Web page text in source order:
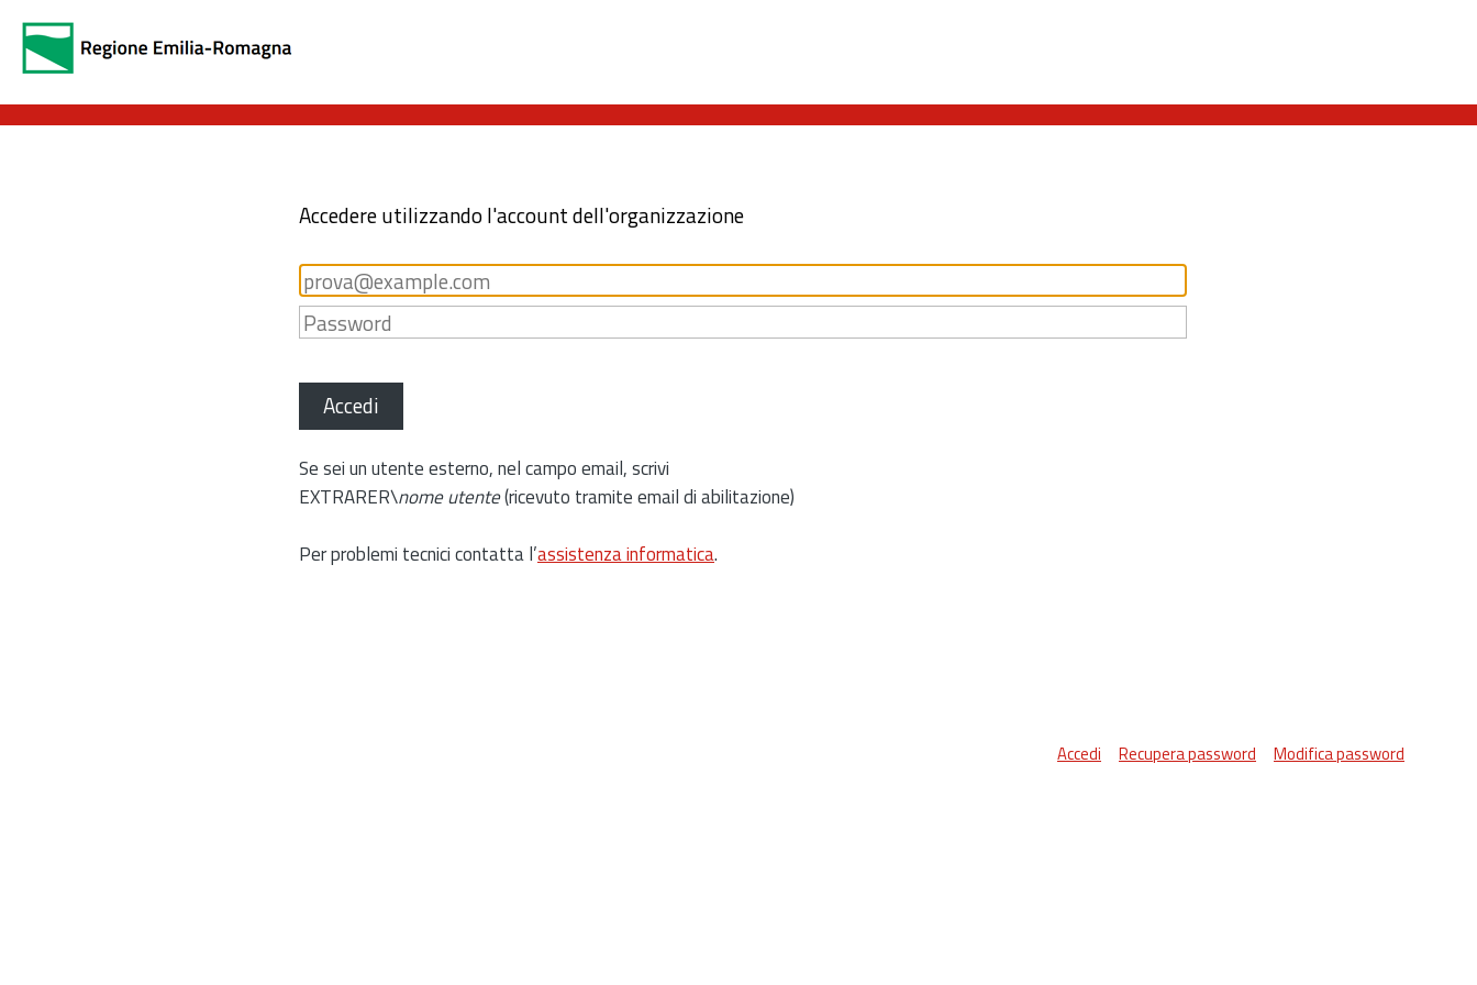
Accedere utilizzando l'account dell'organizzazione
Accedi
Se sei un utente esterno, nel campo email, scrivi
EXTRARER\nome utente(ricevuto tramite email di abilitazione)
Per problemi tecnici contatta l’assistenza informatica.
Accedi Recupera password Modifica password